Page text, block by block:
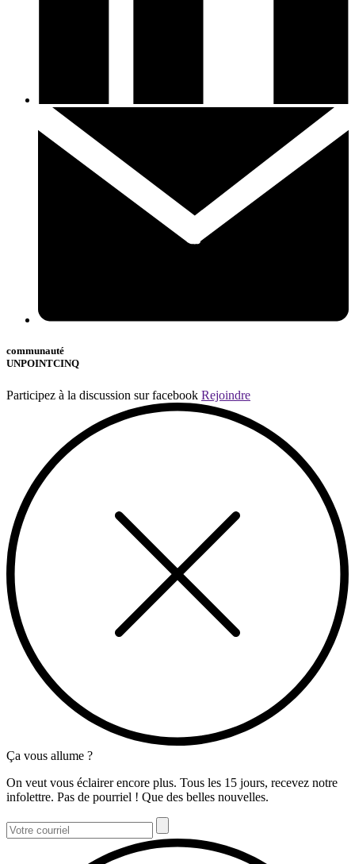
communauté
UNPOINTCINQ
Participez à la discussion sur facebook Rejoindre
Ça vous allume ?
On veut vous éclairer encore plus. Tous les 15 jours, recevez notre
infolettre. Pas de pourriel ! Que des belles nouvelles.